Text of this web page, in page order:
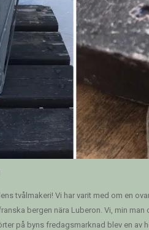
tvålmakeri! Vi har varit med om en
bergen nära Luberon. Vi, min
på byns fredagsmarknad blev en av